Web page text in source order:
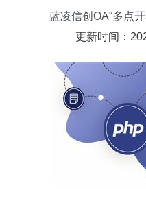
蓝凌信创OA“多点
更新时间：